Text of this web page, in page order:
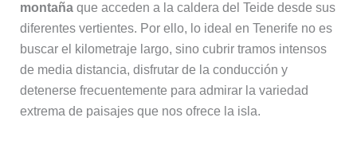
montañaque acceden a la caldera del Teide desde sus
diferentes vertientes. Por ello, lo ideal en Tenerife no es
buscar el kilometraje largo, sino cubrir tramos intensos
de media distancia, disfrutar de la conducción y
detenerse frecuentemente para admirar la variedad
extrema de paisajes que nos ofrece la isla.